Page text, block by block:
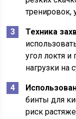
тренировок,
Техника
угол локтя
нагрузки на
бинты для
риск